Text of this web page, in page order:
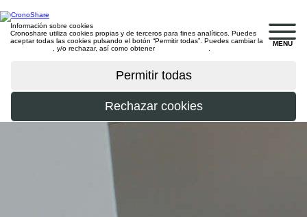
MENU
Información sobre cookies
Cronoshare utiliza cookies propias y de terceros para fines analíticos. Puedes
aceptar todas las cookies pulsando el botón “Permitir todas”. Puedes cambiar la
, y/o rechazar, así como obtener